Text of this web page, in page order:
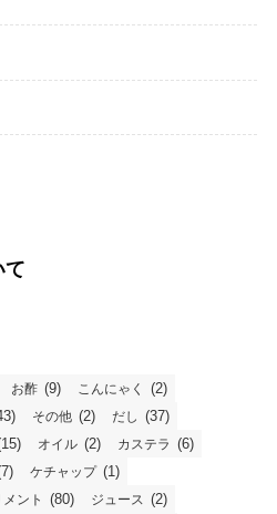
て
お酢 (9) こんにゃく (2)
その他 (2) だし (37)
オイル (2) カステラ (6)
ケチャップ (1)
ント (80) ジュース (2)